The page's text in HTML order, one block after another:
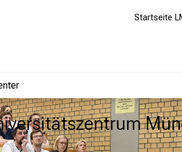
Startseite